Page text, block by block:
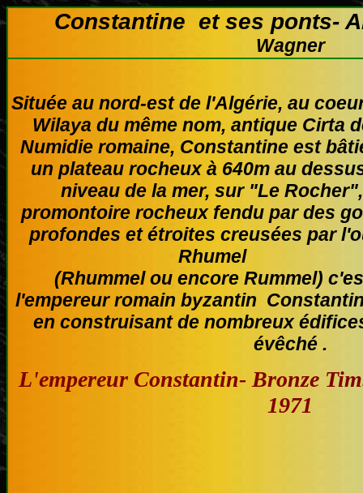
Constantine et ses
Wagner
Située au nord-est de l'Algérie, au
Wilaya du même nom, antique Cirta
Numidie romaine, Constantine est
un plateau rocheux à 640m au
niveau de la mer, sur "Le Rocher",
promontoire rocheux fendu par des
profondes et étroites creusées par
Rhumel
(Rhummel ou encore Rummel)
l'empereur romain byzantin
en construisant de nombreux
évêché .
L'empereur Constantin- Bronze
1971